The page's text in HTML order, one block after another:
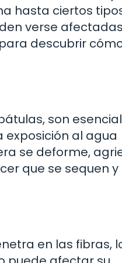
hasta ciertos
verse
descubrir
son
exposición al agua
se deforme,
que se sequen y
en las fibras,